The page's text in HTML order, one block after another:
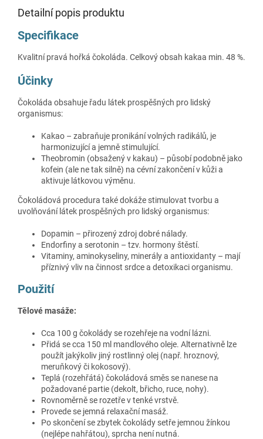
Detailní popis produktu
Specifikace
Kvalitní pravá hořká čokoláda. Celkový obsah kakaa min. 48 %.
Účinky
Čokoláda obsahuje řadu látek prospěšných pro lidský
organismus:
Kakao – zabraňuje pronikání volných radikálů, je
harmonizující a jemně stimulující.
Theobromin (obsažený v kakau) – působí podobně jako
kofein (ale ne tak silně) na cévní zakončení v kůži a
aktivuje látkovou výměnu.
Čokoládová procedura také dokáže stimulovat tvorbu a
uvolňování látek prospěšných pro lidský organismus:
Dopamin – přirozený zdroj dobré nálady.
Endorfiny a serotonin – tzv. hormony štěstí.
Vitaminy, aminokyseliny, minerály a antioxidanty – mají
příznivý vliv na činnost srdce a detoxikaci organismu.
Použití
Tělové masáže:
Cca 100 g čokolády se rozehřeje na vodní lázni.
Přidá se cca 150 ml mandlového oleje. Alternativně lze
použít jakýkoliv jiný rostlinný olej (např. hroznový,
meruňkový či kokosový).
Teplá (rozehřátá) čokoládová směs se nanese na
požadované partie (dekolt, břicho, ruce, nohy).
Rovnoměrně se rozetře v tenké vrstvě.
Provede se jemná relaxační masáž.
Po skončení se zbytek čokolády setře jemnou žínkou
(nejlépe nahřátou), sprcha není nutná.